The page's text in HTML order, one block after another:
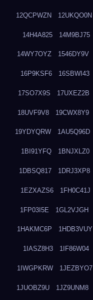
12QCPWZN 12UKQO0N
14H4A825 14M9BJ75
14WY7OYZ 1546DY9V
16P9KSF6 16SBWI43
17SO7X9S 17UXEZ2B
18UVF9V8 19CWX8Y9
19YDYQRW 1AU5Q96D
1BI91YFQ 1BNJXLZ0
1DBSQ817 1DRJ3XP8
1EZXAZS6 1FH0C41J
1FP03I5E 1GL2VJGH
1HAKMC6P 1HDB3VUY
1IASZ8H3 1IF86W04
1IWGPKRW 1JEZBYO7
1JUOBZ9U 1JZ9UNM8